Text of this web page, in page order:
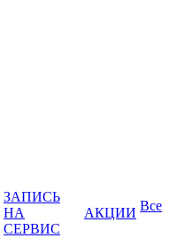
ЗАПИСЬ
НА
СЕРВИС
АКЦИИ Все